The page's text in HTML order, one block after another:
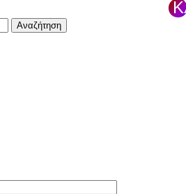
Αναζήτηση